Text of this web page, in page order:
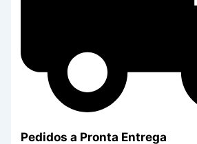
Pedidos a Pronta Entrega